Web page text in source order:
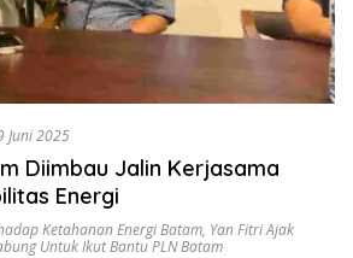
Juni 2025
Diimbau Jalin Kerjasama
Energi
Ketahanan Energi Batam, Yan Fitri Ajak
Untuk Ikut Bantu PLN Batam